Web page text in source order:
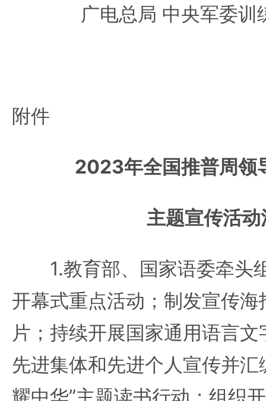
广电总局 中央军委
附件
2023年全国推普周领
主题宣传活动
1.教育部、国家语委牵头
开幕式重点活动；制发宣传
片；持续开展国家通用语言
先进集体和先进个人宣传并汇